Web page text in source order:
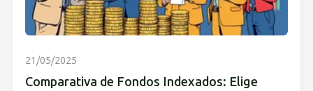
21/05/2025
Comparativa de Fondos Indexados: Elige